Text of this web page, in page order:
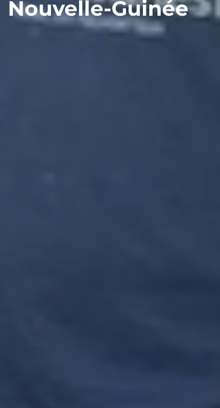
Nouvelle-Guinée